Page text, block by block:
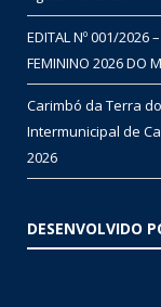
EDITAL Nº 001/2026
FEMININO 2026 DO
Carimbó da Terra
Intermunicipal de
2026
DESENVOLVIDO